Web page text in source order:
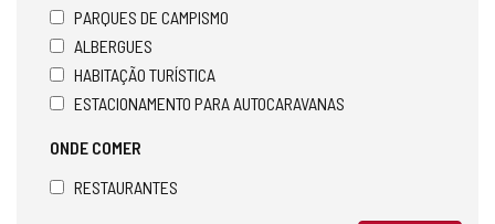
PARQUES DE CAMPISMO
ALBERGUES
HABITAÇÃO TURÍSTICA
ESTACIONAMENTO PARA AUTOCARAVANAS
ONDE COMER
RESTAURANTES